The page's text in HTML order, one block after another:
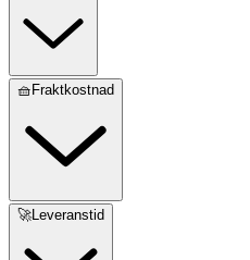
🧺Fraktkostnad
🚀Leveranstid